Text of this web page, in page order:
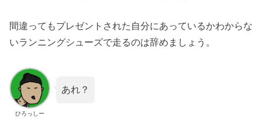
間違ってもプレゼントされた自分にあっているかわからな
いランニングシューズで走るのは辞めましょう。
ひろっしー
あれ？